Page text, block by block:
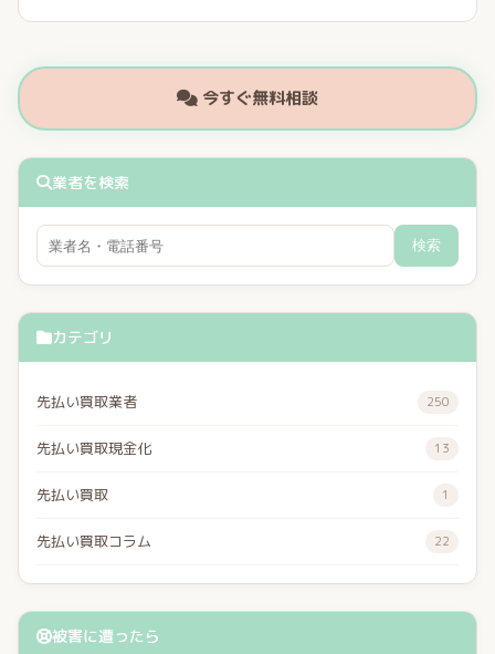
今すぐ無料相談
業者を検索
検索
カテゴリ
先払い買取業者 250
先払い買取現金化 13
先払い買取 1
先払い買取コラム 22
被害に遭ったら